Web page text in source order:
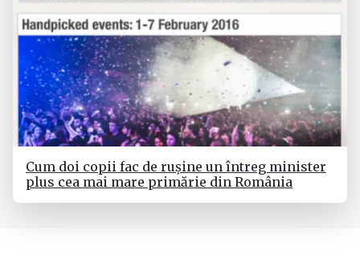
Cum doi copii fac de rușine un întreg minister
plus cea mai mare primărie din România